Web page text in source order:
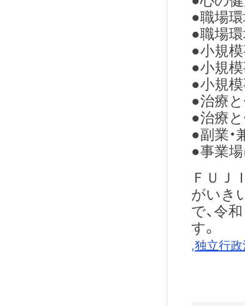
●職場環
●職場環
●小規模
●小規模
●小規
●治療と
●治療と
●副業
●事業
ＦＵＪ
がいき
で、令
す。
,独立行政